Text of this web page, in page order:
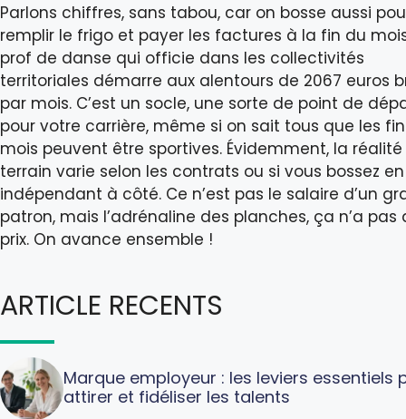
Parlons chiffres, sans tabou, car on bosse aussi
remplir le frigo et payer les factures à la fin du
prof de danse qui officie dans les collectivités
territoriales démarre aux alentours de 2067 euros
par mois. C’est un socle, une sorte de point de
pour votre carrière, même si on sait tous que les
mois peuvent être sportives. Évidemment, la
terrain varie selon les contrats ou si vous bossez en
indépendant à côté. Ce n’est pas le salaire d’un
patron, mais l’adrénaline des planches, ça n’a pas
prix. On avance ensemble !
ARTICLE RECENTS
Marque employeur : les leviers essentiels
attirer et fidéliser les talents